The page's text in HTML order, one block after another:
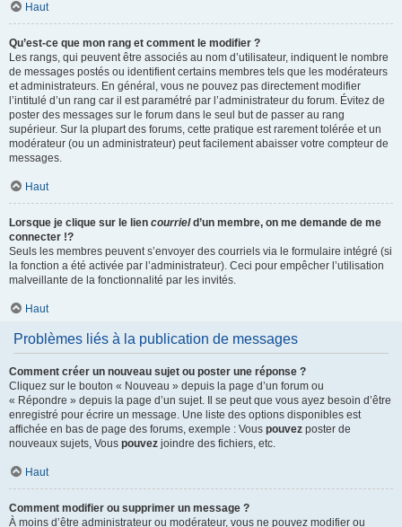
Haut
Qu’est-ce que mon rang et comment le modifier ?
Les rangs, qui peuvent être associés au nom d’utilisateur, indiquent le nombre
de messages postés ou identifient certains membres tels que les modérateurs
et administrateurs. En général, vous ne pouvez pas directement modifier
l’intitulé d’un rang car il est paramétré par l’administrateur du forum. Évitez de
poster des messages sur le forum dans le seul but de passer au rang
supérieur. Sur la plupart des forums, cette pratique est rarement tolérée et un
modérateur (ou un administrateur) peut facilement abaisser votre compteur de
messages.
Haut
Lorsque je clique sur le lien courrield’un membre, on me demande de me
connecter !?
Seuls les membres peuvent s’envoyer des courriels via le formulaire intégré (si
la fonction a été activée par l’administrateur). Ceci pour empêcher l’utilisation
malveillante de la fonctionnalité par les invités.
Haut
Problèmes liés à la publication de messages
Comment créer un nouveau sujet ou poster une réponse ?
Cliquez sur le bouton « Nouveau » depuis la page d’un forum ou
« Répondre » depuis la page d’un sujet. Il se peut que vous ayez besoin d’être
enregistré pour écrire un message. Une liste des options disponibles est
affichée en bas de page des forums, exemple : Vous pouvez poster de
nouveaux sujets, Vous pouvez joindre des fichiers, etc.
Haut
Comment modifier ou supprimer un message ?
À moins d’être administrateur ou modérateur, vous ne pouvez modifier ou